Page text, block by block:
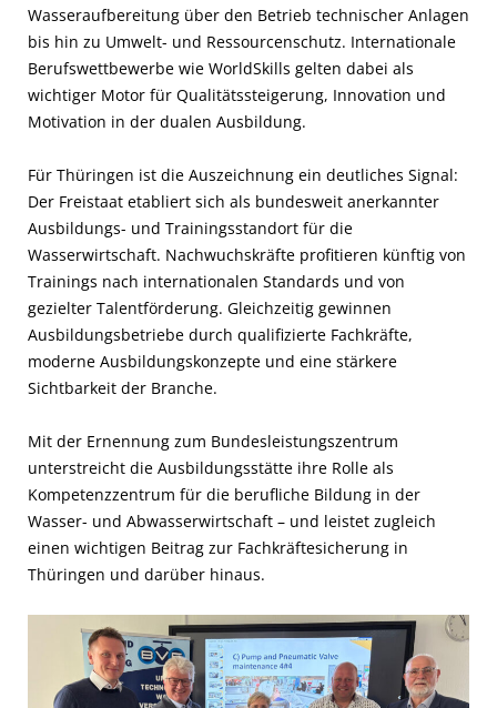
Wasseraufbereitung über den Betrieb technischer Anlagen
bis hin zu Umwelt- und Ressourcenschutz. Internationale
Berufswettbewerbe wie WorldSkills gelten dabei als
wichtiger Motor für Qualitätssteigerung, Innovation und
Motivation in der dualen Ausbildung.
Für Thüringen ist die Auszeichnung ein deutliches Signal:
Der Freistaat etabliert sich als bundesweit anerkannter
Ausbildungs- und Trainingsstandort für die
Wasserwirtschaft. Nachwuchskräfte profitieren künftig von
Trainings nach internationalen Standards und von
gezielter Talentförderung. Gleichzeitig gewinnen
Ausbildungsbetriebe durch qualifizierte Fachkräfte,
moderne Ausbildungskonzepte und eine stärkere
Sichtbarkeit der Branche.
Mit der Ernennung zum Bundesleistungszentrum
unterstreicht die Ausbildungsstätte ihre Rolle als
Kompetenzzentrum für die berufliche Bildung in der
Wasser- und Abwasserwirtschaft – und leistet zugleich
einen wichtigen Beitrag zur Fachkräftesicherung in
Thüringen und darüber hinaus.